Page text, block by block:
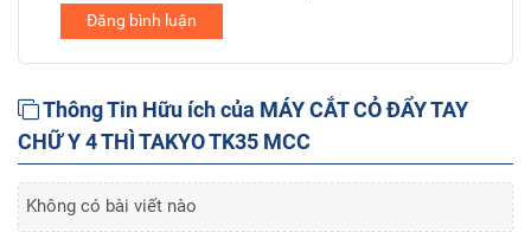
Đăng bình luận
Thông Tin Hữu ích của MÁY CẮT CỎ ĐẨY TAY
CHỮ Y 4 THÌ TAKYO TK35 MCC
Không có bài viết nào